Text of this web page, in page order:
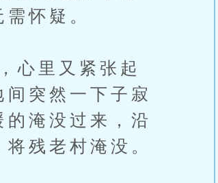
怀疑。
心里又紧张起
突然一下子寂
淹没过来，沿
残老村淹没。